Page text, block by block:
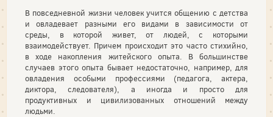
В повседневной жизни человек учится общению с детства
и овладевает разными его видами в зависимости от
среды, в которой живет, от людей, с которыми
взаимодействует. Причем происходит это часто стихийно,
в ходе накопления житейского опыта. В большинстве
случаев этого опыта бывает недостаточно, например, для
овладения особыми профессиями (педагога, актера,
диктора, следователя), а иногда и просто для
продуктивных и цивилизованных отношений между
людьми.